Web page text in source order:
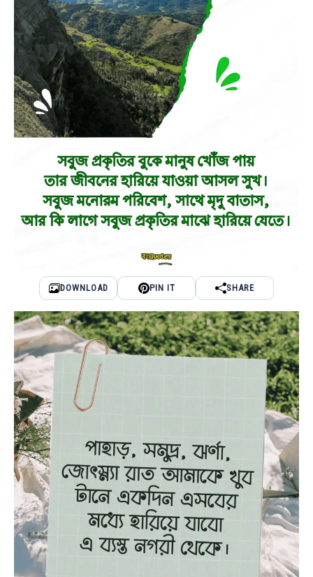
DOWNLOAD PIN IT SHARE